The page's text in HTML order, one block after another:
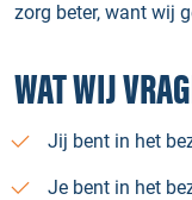
zorg beter, want wij
WAT WIJ
Jij bent in het
Je bent in het